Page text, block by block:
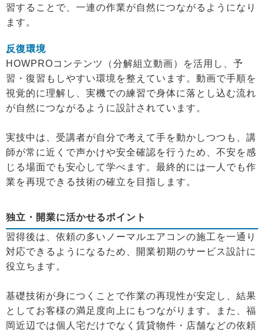
習することで、一連の作業が自然につながるようになり
ます。
反復環境
HOWPROコンテンツ（分解組立動画）を活用し、予
習・復習もしやすい環境を整えています。動画で手順を
視覚的に理解し、実機での練習で身体に落とし込む流れ
が自然につながるように設計されています。
実技中は、受講者が自分で考えて手を動かしつつも、講
師が常に近くで声かけや安全確認を行うため、不安を感
じる場面でも安心して学べます。最終的には一人でも作
業を再現できる技術の確立を目指します。
独立・開業に活かせるポイント
習得後は、依頼の多いノーマルエアコンの施工を一通り
対応できるようになるため、開業初期のサービス設計に
役立ちます。
基礎技術が身につくことで作業の再現性が安定し、結果
としてお客様の満足度向上にもつながります。また、福
岡近辺では個人宅だけでなく賃貸物件・店舗などの依頼